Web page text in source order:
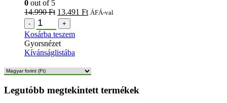
0 out of 5
14.990Ft 13.491 Ft ÁFÁ-val
-
+
Kosárba teszem
Gyorsnézet
Kívánságlistába
Legutóbb megtekintett termékek